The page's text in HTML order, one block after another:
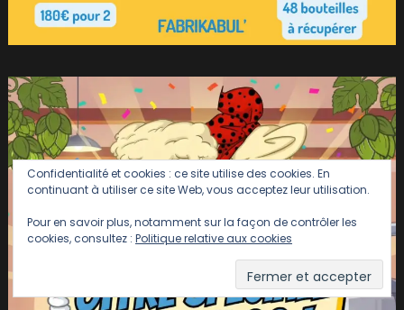
Confidentialité et cookies : ce site utilise des cookies. En
continuant à utiliser ce site Web, vous acceptez leur utilisation.
Pour en savoir plus, notamment sur la façon de contrôler les
cookies, consultez : Politique relative aux cookies